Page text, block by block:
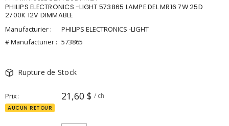
PHILIPS ELECTRONICS -LIGHT 573865 LAMPE DEL MR16 7W 25D
2700K 12V DIMMABLE
Manufacturier :
PHILIPS ELECTRONICS -LIGHT
# Manufacturier : 573865
Rupture de Stock
Prix 21,60 $ / ch
AUCUN RETOUR